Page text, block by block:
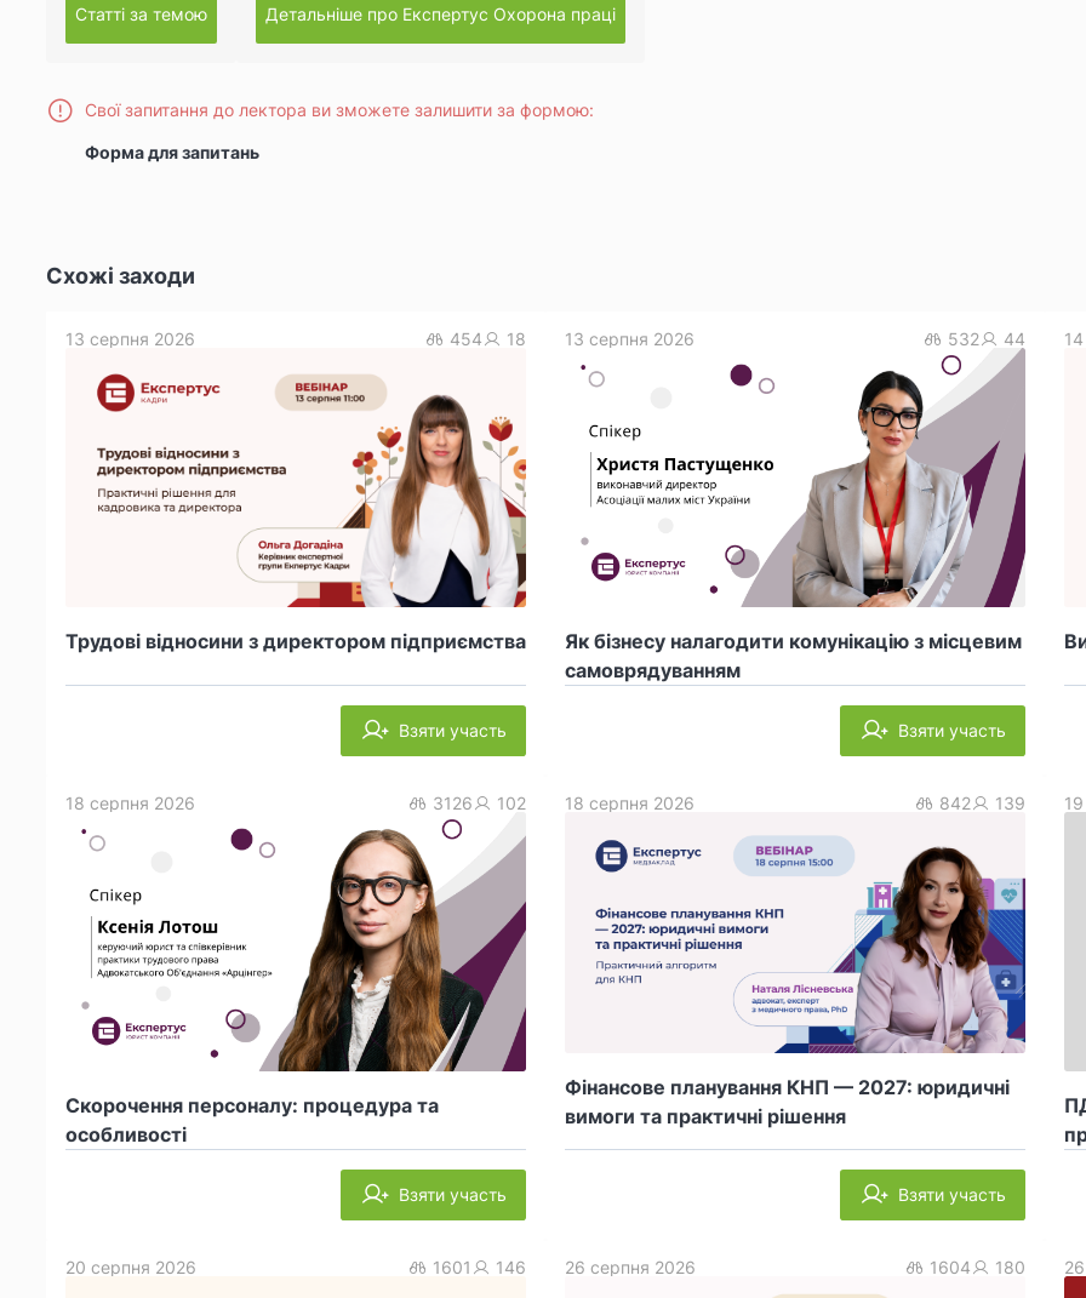
Статті за темою Детальніше про Експертус Охорона праці
Свої запитання до лектора ви зможете залишити за формою:
Форма для запитань
Схожі заходи
Трудові відносини з директором підприємства
13 серпня 2026 454 18
Взяти участь
Як бізнесу налагодити комунікацію з місцевим
самоврядуванням
13 серпня 2026 532 44
Взяти участь
Скорочення персоналу: процедура та
особливості
18 серпня 2026 3126 102
Взяти участь
Фінансове планування КНП — 2027: юридичні
вимоги та практичні рішення
18 серпня 2026 842 139
Взяти участь
20 серпня 2026 1601 146 26 серпня 2026 1604 180